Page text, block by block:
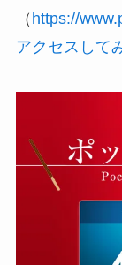
（ https://
アクセスして